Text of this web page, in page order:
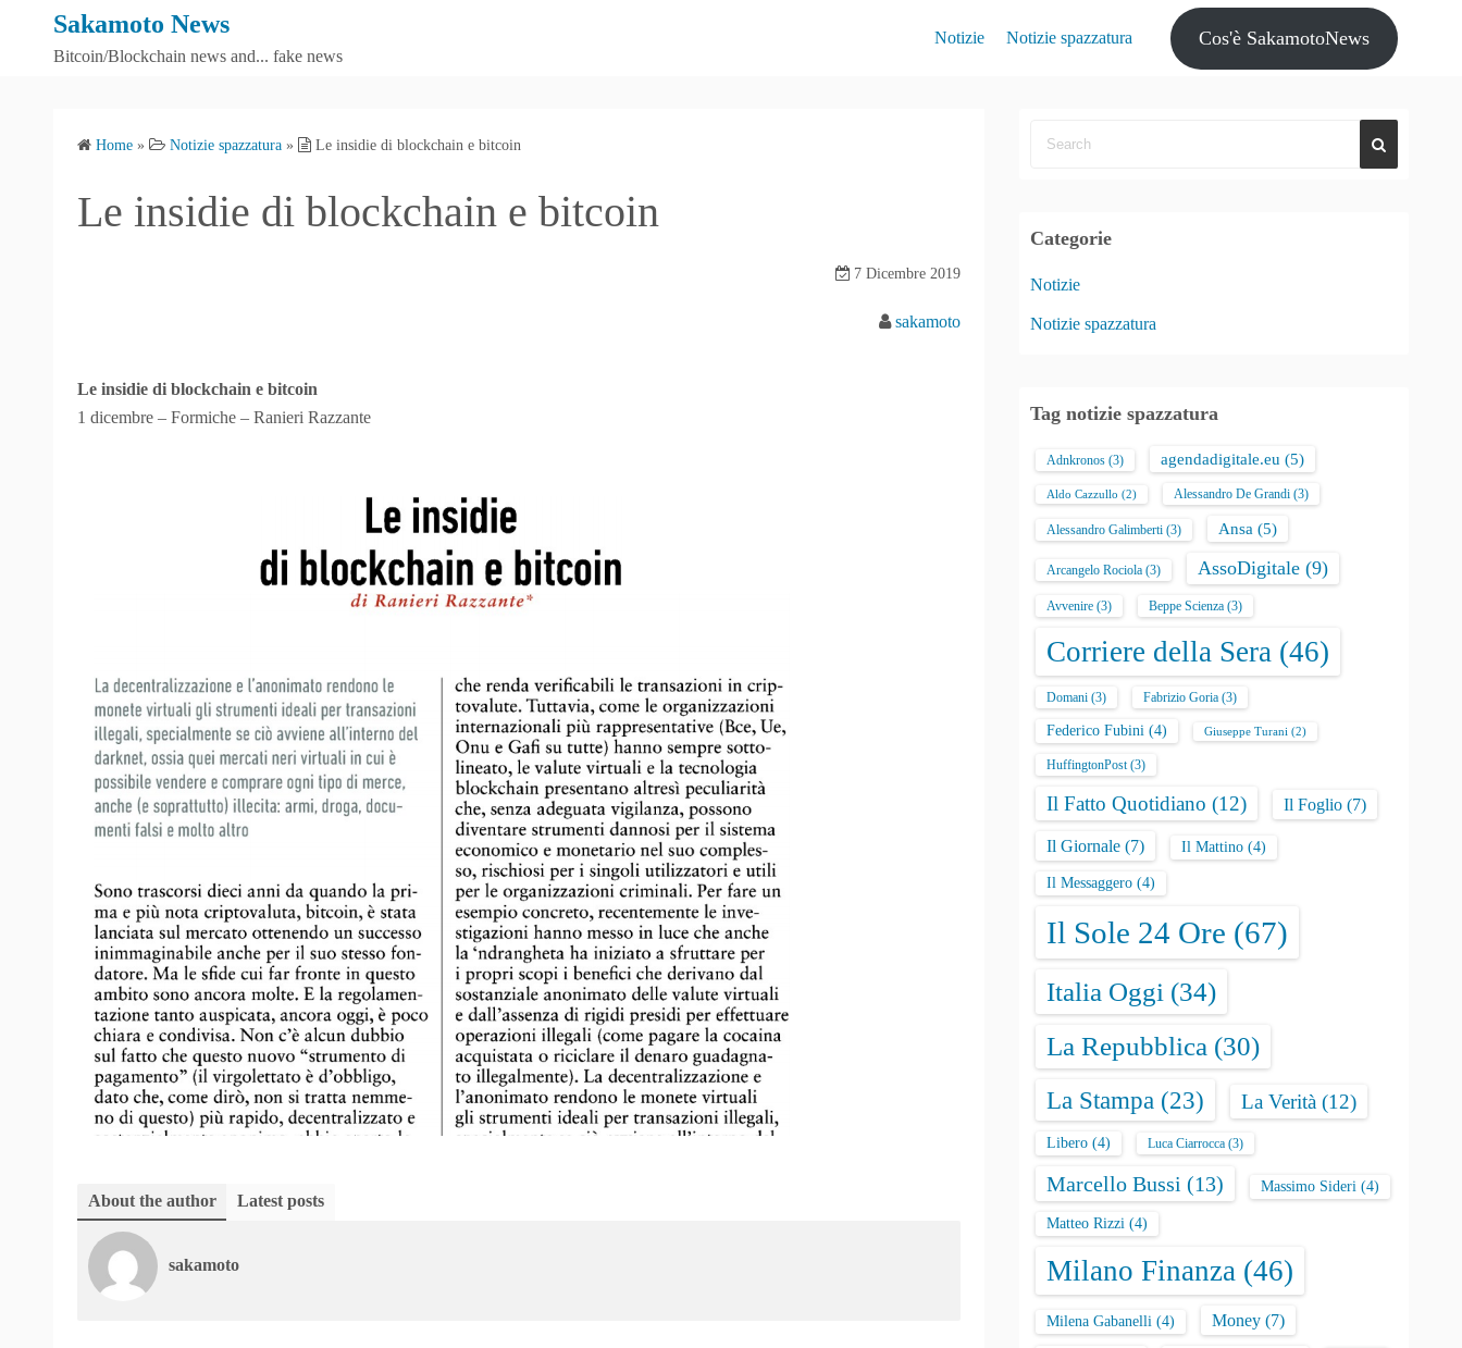
Sakamoto News
Bitcoin/Blockchain news and... fake news
Notizie Notizie spazzatura Cos'è SakamotoNews
Home » Notizie spazzatura » Le insidie di blockchain e bitcoin
Le insidie di blockchain e bitcoin
7 Dicembre 2019
sakamoto
Le insidie di blockchain e bitcoin
1 dicembre – Formiche – Ranieri Razzante
About the author Latest posts
sakamoto
Categorie
Notizie
Notizie spazzatura
Tag notizie spazzatura
Adnkronos (3) agendadigitale.eu (5)
Aldo Cazzullo (2) Alessandro De Grandi (3)
Alessandro Galimberti (3) Ansa (5)
Arcangelo Rociola (3) AssoDigitale (9)
Avvenire (3) Beppe Scienza (3)
Corriere della Sera (46)
Domani (3) Fabrizio Goria (3)
Federico Fubini (4) Giuseppe Turani (2)
HuffingtonPost(3)
Il Fatto Quotidiano (12) Il Foglio (7)
Il Giornale (7) Il Mattino (4)
Il Messaggero (4)
Il Sole 24 Ore (67)
Italia Oggi (34)
La Repubblica (30)
La Stampa (23) La Verità (12)
Libero (4) Luca Ciarrocca (3)
Marcello Bussi (13) Massimo Sideri (4)
Matteo Rizzi (4)
Milano Finanza (46)
Milena Gabanelli (4) Money (7)